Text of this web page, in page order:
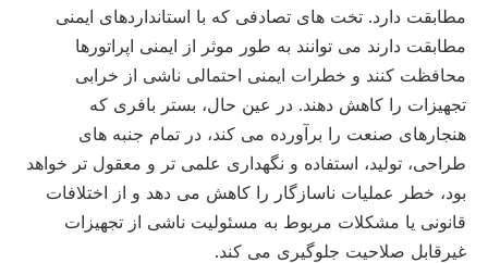
مطابقت دارد. تخت های تصادفی که با استانداردهای ایمنی
مطابقت دارند می توانند به طور موثر از ایمنی اپراتورها
محافظت کنند و خطرات ایمنی احتمالی ناشی از خرابی
تجهیزات را کاهش دهند. در عین حال، بستر بافری که
هنجارهای صنعت را برآورده می کند، در تمام جنبه های
طراحی، تولید، استفاده و نگهداری علمی تر و معقول تر خواهد
بود، خطر عملیات ناسازگار را کاهش می دهد و از اختلافات
قانونی یا مشکلات مربوط به مسئولیت ناشی از تجهیزات
غیرقابل صلاحیت جلوگیری می کند.